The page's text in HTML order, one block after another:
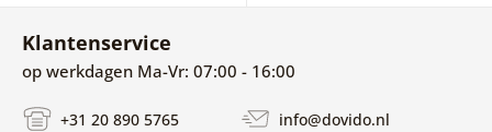
Klantenservice
op werkdagen Ma-Vr: 07:00 - 16:00
+31 20 890 5765 info@dovido.nl